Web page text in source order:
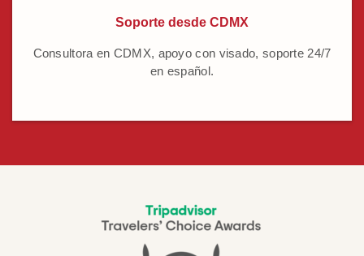
Soporte desde CDMX
Consultora en CDMX, apoyo con visado, soporte 24/7
en español.